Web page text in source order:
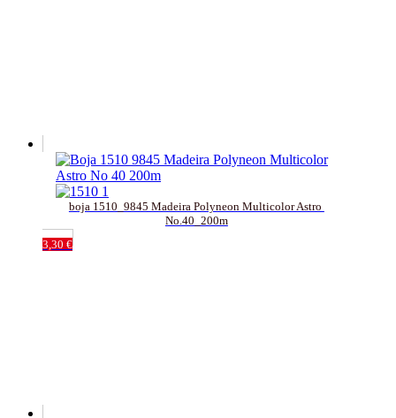
boja 1510_9845 Madeira Polyneon Multicolor Astro
No.40_200m
3,30 €